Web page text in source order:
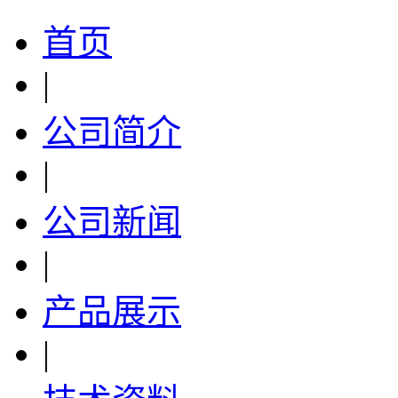
首页
|
公司简介
|
公司新闻
|
产品展示
|